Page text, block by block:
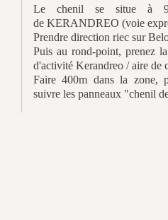
Le chenil se situe à
de KERANDREO (voie
Prendre direction riec sur
Puis au rond-point, prenez
d'activité Kerandreo / aire de
Faire 400m dans la zone,
suivre les panneaux "chenil